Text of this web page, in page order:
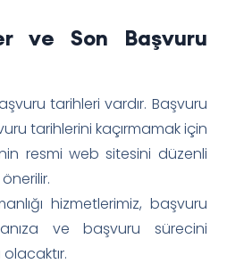
ve Son Başvuru
tarihleri vardır. Başvuru
tarihlerini kaçırmamak için
resmi web sitesini düzenli
hizmetlerimiz, başvuru
ve başvuru sürecini